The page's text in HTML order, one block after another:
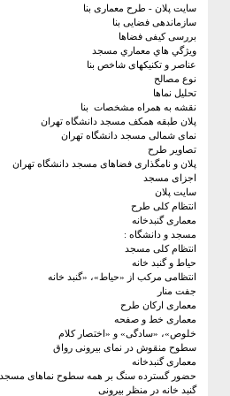
سایت پلان - طرح معماری بنا
سازماندهی فضایی بنا
بررسی کیفی فضاها
ويژگي هاي معماري مسجد
عناصر و تکنیکهای شاخص بنا
نوع مصالح
تحلیل نماها
نقشه به همراه مشخصات بنا
پلان طبقه همکف مسجد دانشگاه تهران
نمای شمالی مسجد دانشگاه تهران
تصاویر طرح
پلان و نامگذاری فضاهای مسجد دانشگاه تهران
اجزای مسجد
سایت پلان
انتظام کلی طرح
معماری گنبدخانه
مسجد و دانشگاه :
انتظام کلی مسجد
حیاط و گنبد خانه
انتظامی مرکب از «حیاط»، «گنبد خانه
جفت منار
معماری ارکان طرح
معماری خط و صفحه
خلوص»، «سادگی» و «اختصار کلام
سطوح منقوش در نمای بیرونی رواق
معماری گنبدخانه
حضور گسترده سنگ بر همه سطوح نماهای مسجد
گنبد خانه در منظر بیرونی